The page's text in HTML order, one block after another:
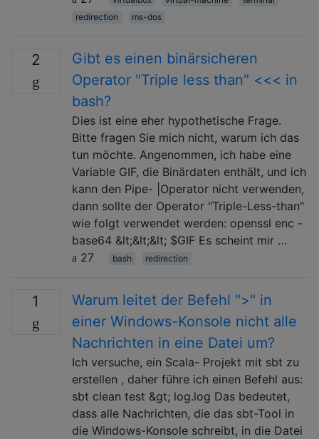
redirection
ms-dos
2
Gibt es einen binärsicheren
Operator "Triple less than" <<< in
bash?
Dies ist eine eher hypothetische Frage.
Bitte fragen Sie mich nicht, warum ich das
tun möchte. Angenommen, ich habe eine
Variable GIF, die Binärdaten enthält, und ich
kann den Pipe- |Operator nicht verwenden,
dann sollte der Operator "Triple-Less-than"
wie folgt verwendet werden: openssl enc -
base64 &lt;&lt;&lt; $GIF Es scheint mir …
27
bash redirection
1
Warum leitet der Befehl ">" in
einer Windows-Konsole nicht alle
Nachrichten in eine Datei um?
Ich versuche, ein Scala- Projekt mit sbt zu
erstellen , daher führe ich einen Befehl aus:
sbt clean test &gt; log.log Das bedeutet,
dass alle Nachrichten, die das sbt-Tool in
die Windows-Konsole schreibt, in die Datei